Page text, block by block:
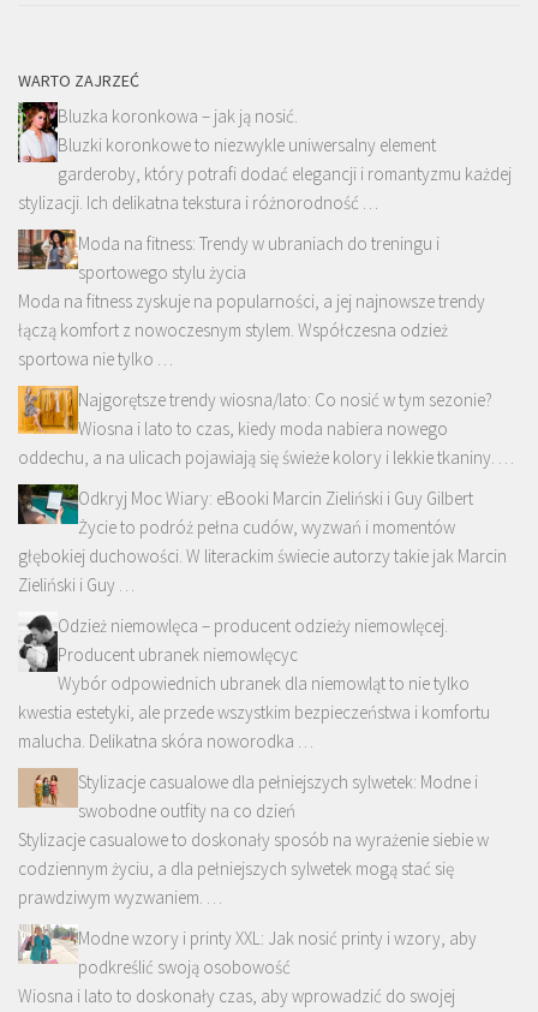
WARTO ZAJRZEĆ
Bluzka koronkowa – jak ją nosić.
Bluzki koronkowe to niezwykle uniwersalny element
garderoby, który potrafi dodać elegancji i romantyzmu każdej
stylizacji. Ich delikatna tekstura i różnorodność …
Moda na fitness: Trendy w ubraniach do treningu i
sportowego stylu życia
Moda na fitness zyskuje na popularności, a jej najnowsze trendy
łączą komfort z nowoczesnym stylem. Współczesna odzież
sportowa nie tylko …
Najgorętsze trendy wiosna/lato: Co nosić w tym sezonie?
Wiosna i lato to czas, kiedy moda nabiera nowego
oddechu, a na ulicach pojawiają się świeże kolory i lekkie tkaniny. …
Odkryj Moc Wiary: eBooki Marcin Zieliński i Guy Gilbert
Życie to podróż pełna cudów, wyzwań i momentów
głębokiej duchowości. W literackim świecie autorzy takie jak Marcin
Zieliński i Guy …
Odzież niemowlęca – producent odzieży niemowlęcej.
Producent ubranek niemowlęcyc
Wybór odpowiednich ubranek dla niemowląt to nie tylko
kwestia estetyki, ale przede wszystkim bezpieczeństwa i komfortu
malucha. Delikatna skóra noworodka …
Stylizacje casualowe dla pełniejszych sylwetek: Modne i
swobodne outfity na co dzień
Stylizacje casualowe to doskonały sposób na wyrażenie siebie w
codziennym życiu, a dla pełniejszych sylwetek mogą stać się
prawdziwym wyzwaniem. …
Modne wzory i printy XXL: Jak nosić printy i wzory, aby
podkreślić swoją osobowość
Wiosna i lato to doskonały czas, aby wprowadzić do swojej